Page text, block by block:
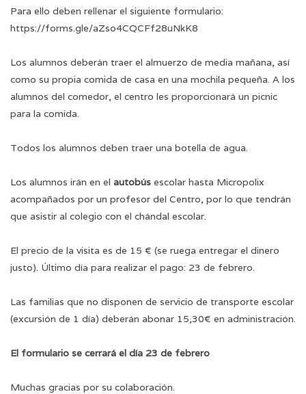
Para ello deben rellenar el siguiente formulario:
https://forms.gle/aZso4CQCFf28uNkK8
Los alumnos deberán traer el almuerzo de media mañana, así
como su propia comida de casa en una mochila pequeña. A los
alumnos del comedor, el centro les proporcionará un picnic
para la comida.
Todos los alumnos deben traer una botella de agua.
Los alumnos irán en el autobús escolar hasta Micropolix
acompañados por un profesor del Centro, por lo que tendrán
que asistir al colegio con el chándal escolar.
El precio de la visita es de 15 € (se ruega entregar el dinero
justo). Último día para realizar el pago: 23 de febrero.
Las familias que no disponen de servicio de transporte escolar
(excursión de 1 día) deberán abonar 15,30€ en administración.
El formulario se cerrará el día 23 de febrero
Muchas gracias por su colaboración.